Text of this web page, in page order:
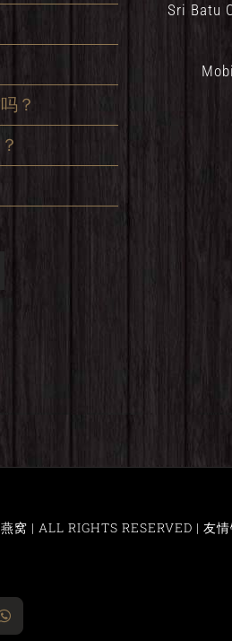
？
Sri Batu
窝 | ALL RIGHTS RESERVED | 友
WhatsApp